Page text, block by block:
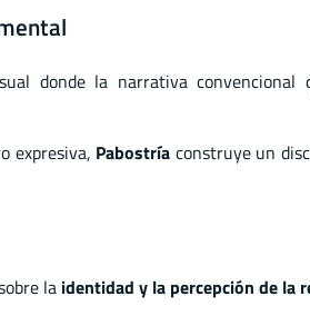
donde la narrativa
expresiva, Pabostría construye un
la identidad y la percepción de la